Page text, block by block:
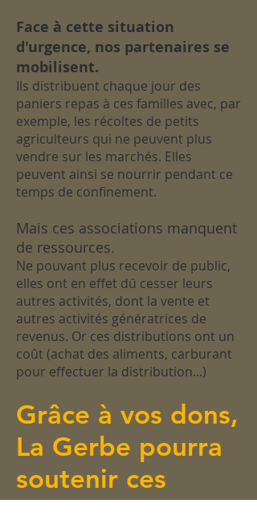
Face à cette situation
d'urgence, nos partenaires se
mobilisent.
Ils distribuent chaque jour des
paniers repas à ces familles avec, par
exemple, les récoltes de petits
agriculteurs qui ne peuvent plus
vendre sur les marchés. Elles
peuvent ainsi se nourrir pendant ce
temps de confinement.
Mais ces associations manquent
de ressources.
Ne pouvant plus recevoir de public,
elles ont en effet dû cesser leurs
autres activités, dont la vente et
autres activités génératrices de
revenus. Or ces distributions ont un
coût (achat des aliments, carburant
pour effectuer la distribution...)
Grâce à vos dons,
La Gerbe pourra
soutenir ces
initiatives.